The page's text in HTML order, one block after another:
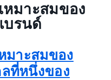
หมาะสมของ
บรนด์
มาะสมของ
ที่หนึ่งของ